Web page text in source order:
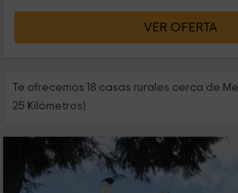
VER OFERTA
Te ofrecemos 18 casas rurales cerca de
25 Kilómetros)